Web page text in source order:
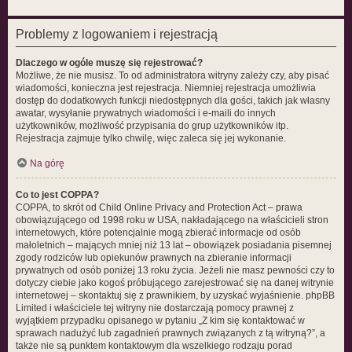
Problemy z logowaniem i rejestracją
Dlaczego w ogóle muszę się rejestrować?
Możliwe, że nie musisz. To od administratora witryny zależy czy, aby pisać
wiadomości, konieczna jest rejestracja. Niemniej rejestracja umożliwia
dostęp do dodatkowych funkcji niedostępnych dla gości, takich jak własny
awatar, wysyłanie prywatnych wiadomości i e-maili do innych
użytkowników, możliwość przypisania do grup użytkowników itp.
Rejestracja zajmuje tylko chwilę, więc zaleca się jej wykonanie.
Na górę
Co to jest COPPA?
COPPA, to skrót od Child Online Privacy and Protection Act – prawa
obowiązującego od 1998 roku w USA, nakładającego na właścicieli stron
internetowych, które potencjalnie mogą zbierać informacje od osób
małoletnich – mających mniej niż 13 lat – obowiązek posiadania pisemnej
zgody rodziców lub opiekunów prawnych na zbieranie informacji
prywatnych od osób poniżej 13 roku życia. Jeżeli nie masz pewności czy to
dotyczy ciebie jako kogoś próbującego zarejestrować się na danej witrynie
internetowej – skontaktuj się z prawnikiem, by uzyskać wyjaśnienie. phpBB
Limited i właściciele tej witryny nie dostarczają pomocy prawnej z
wyjątkiem przypadku opisanego w pytaniu „Z kim się kontaktować w
sprawach nadużyć lub zagadnień prawnych związanych z tą witryną?”, a
także nie są punktem kontaktowym dla wszelkiego rodzaju porad